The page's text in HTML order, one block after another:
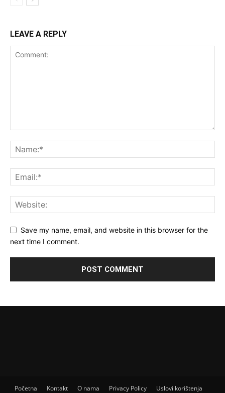
LEAVE A REPLY
Save my name, email, and website in this browser for the
next time I comment.
Početna Kontakt O nama Privacy Policy Uslovi korištenja